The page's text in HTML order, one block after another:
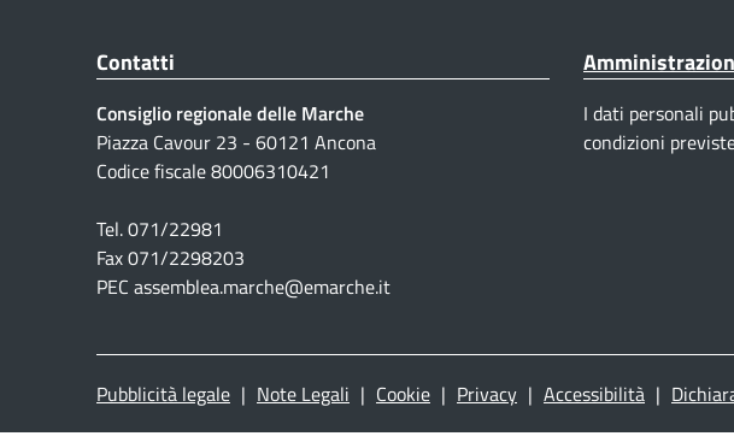
Contatti
Consiglio regionale delle Marche
Piazza Cavour 23 - 60121 Ancona
Codice fiscale 80006310421
Tel. 071/22981
Fax 071/2298203
PEC assemblea.marche@emarche.it
I dati personali
condizioni
Pubblicità legale | Note Legali | Cookie | Privacy | Accessibilità |